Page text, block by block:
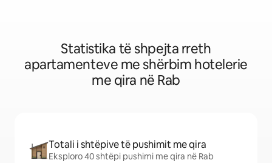
Statistika të shpejta rreth
apartamenteve me shërbim hotelerie
me qira në Rab
Totali i shtëpive të pushimit me qira
Eksploro 40 shtëpi pushimi me qira në Rab